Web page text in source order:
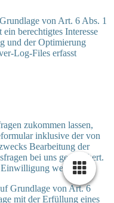
von Art. 6 Abs. 1
berechtigtes Interesse
und der Optimierung
Log-Files erfasst
zukommen lassen,
inklusive der von
Bearbeitung der
bei uns gespeichert.
weiter.
Grundlage von Art. 6
mit der Erfüllung eines